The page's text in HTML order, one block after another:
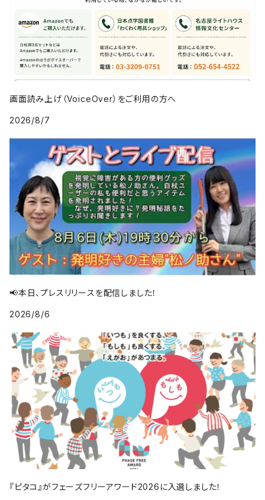
画面読み上げ（VoiceOver）をご利用の方へ
2026/8/7
📢本日、プレスリリースを配信しました！
2026/8/6
『ピタコ』がフェーズフリーアワード2026に入選しました！